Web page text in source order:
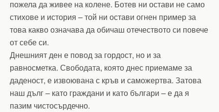
пожела да живее на колене. Ботев ни остави не само
стихове и история – той ни остави огнен пример за
това какво означава да обичаш отечеството си повече
от себе си.
Днешният ден е повод за гордост, но и за
равносметка. Свободата, която днес приемаме за
даденост, е извоювана с кръв и саможертва. Затова
наш дълг – като граждани и като българи – е да я
пазим чистосърдечно.